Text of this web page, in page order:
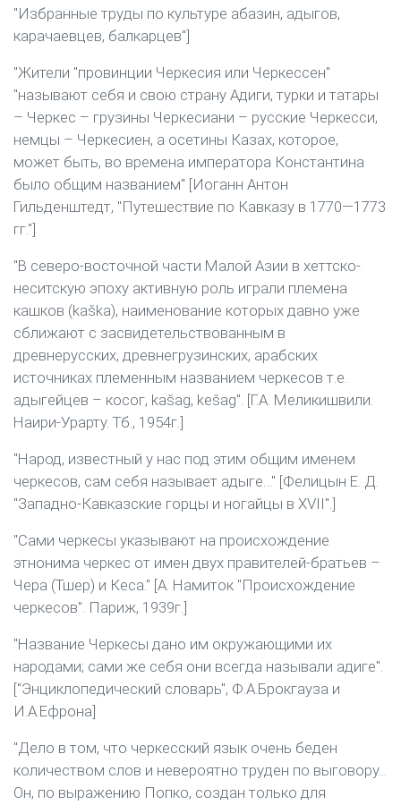
"Избранные труды по культуре абазин, адыгов,
карачаевцев, балкарцев"]
"Жители "провинции Черкесия или Черкессен"
"называют себя и свою страну Адиги, турки и татары
– Черкес – грузины Черкесиани – русские Черкесси,
немцы – Черкесиен, а осетины Казах, которое,
может быть, во времена императора Константина
было общим названием" [Иоганн Антон
Гильденштедт, "Путешествие по Кавказу в 1770—1773
гг."]
"В северо-восточной части Малой Азии в хеттско-
неситскую эпоху активную роль играли племена
кашков (kaška), наименование которых давно уже
сближают с засвидетельствованным в
древнерусских, древнегрузинских, арабских
источниках племенным названием черкесов т.е.
адыгейцев – косог, kašag, kešag". [Г.А. Меликишвили.
Наири-Урарту. Тб., 1954г.]
"Народ, известный у нас под этим общим именем
черкесов, сам себя называет адыге…" [Фелицын Е. Д.
"Западно-Кавказские горцы и ногайцы в XVII".]
"Сами черкесы указывают на происхождение
этнонима черкес от имен двух правителей-братьев –
Чера (Тшер) и Кеса." [А. Намиток "Происхождение
черкесов". Париж, 1939г.]
"Название Черкесы дано им окружающими их
народами; сами же себя они всегда называли адиге".
["Энциклопедический словарь", Ф.А.Брокгауза и
И.А.Ефрона]
"Дело в том, что черкесский язык очень беден
количеством слов и невероятно труден по выговору...
Он, по выражению Попко, создан только для